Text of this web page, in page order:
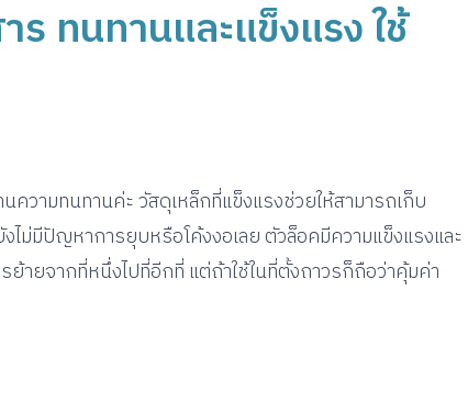
ทนทานและแข็งแรง ใช้
ความทนทานค่ะ วัสดุเหล็กที่แข็งแรงช่วยให้สามารถเก็บ
ไม่มีปัญหาการยุบหรือโค้งงอเลย ตัวล็อคมีความแข็งแรงและ
ายจากที่หนึ่งไปที่อีกที่ แต่ถ้าใช้ในที่ตั้งถาวรก็ถือว่าคุ้มค่า